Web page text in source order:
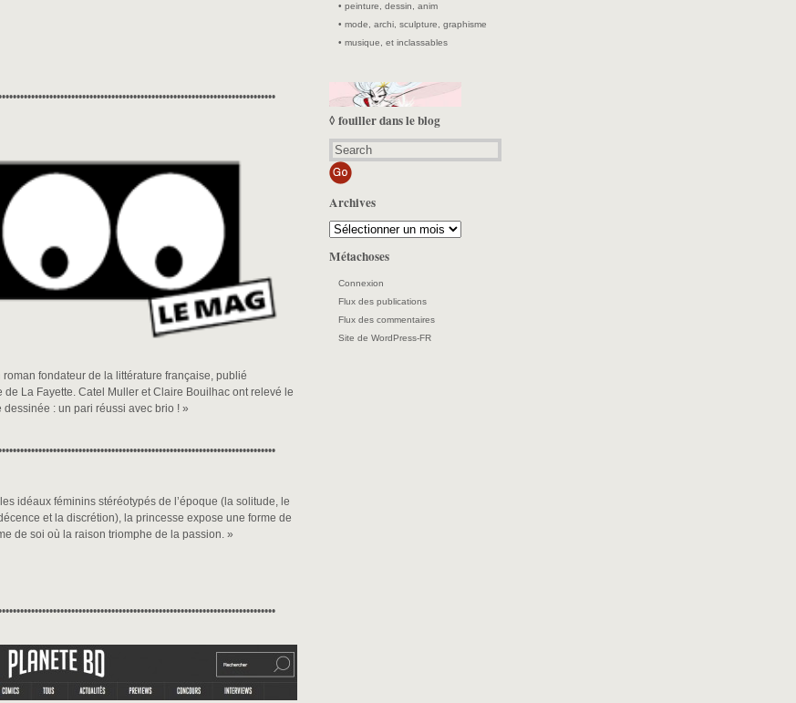
fondateur de la littérature française, publié
La Fayette. Catel Muller et Claire Bouilhac ont relevé le
: un pari réussi avec brio ! »
idéaux féminins stéréotypés de l’époque (la solitude, le
et la discrétion), la princesse expose une forme de
de soi où la raison triomphe de la passion. »
• peinture, dessin, anim
• mode, archi, sculpture, graphisme
• musique, et inclassables
◊ fouiller dans le blog
Archives
Archives
Métachoses
Connexion
Flux des publications
Flux des commentaires
Site de WordPress-FR